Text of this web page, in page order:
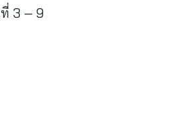
3 – 9